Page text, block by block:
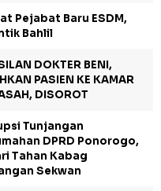
Pejabat Baru ESDM,
Bahlil
DOKTER BENI,
PASIEN KE KAMAR
DISOROT
Tunjangan
DPRD Ponorogo,
Tahan Kabag
Sekwan